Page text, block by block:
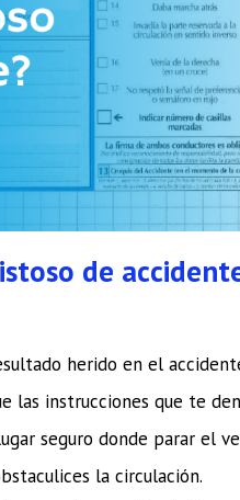
de
herido en el
las instrucciones que te
seguro donde parar el
la circulación.